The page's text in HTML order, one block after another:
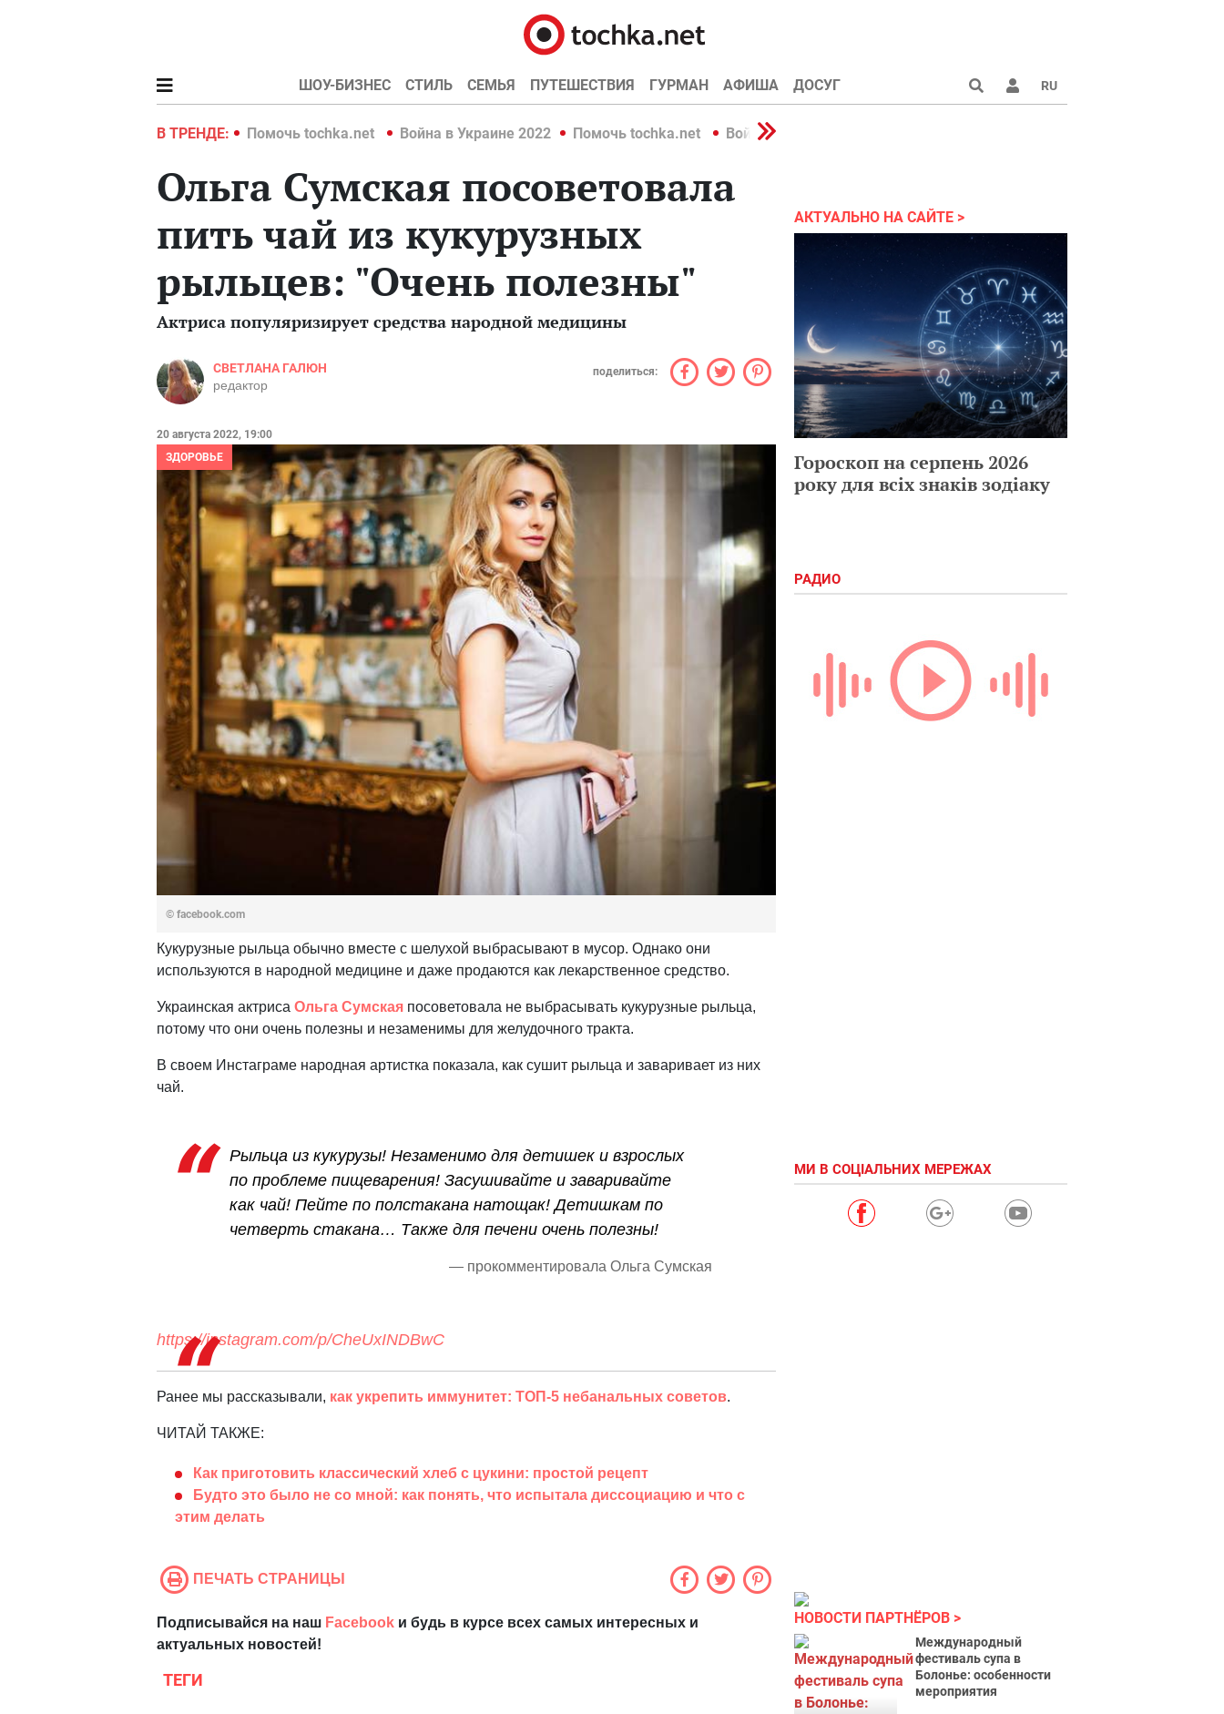
ШОУ-БИЗНЕС СТИЛЬ СЕМЬЯ ПУТЕШЕСТВИЯ ГУРМАН АФИША ДОСУГ RU
В ТРЕНДЕ:
Война в Украине 2022 Помочь tochka.net Война в Украине 2022 Помочь tochka.net Война в Украине 2022
Ольга Сумская посоветовала
пить чай из кукурузных
рыльцев: "Очень полезны"
Актриса популяризирует средства народной медицины
СВЕТЛАНА ГАЛЮН
редактор
поделиться:
20 августа 2022, 19:00
ЗДОРОВЬЕ
© facebook.com
Кукурузные рыльца обычно вместе с шелухой выбрасывают в мусор. Однако они
используются в народной медицине и даже продаются как лекарственное средство.
Украинская актриса Ольга Сумская посоветовала не выбрасывать кукурузные рыльца,
потому что они очень полезны и незаменимы для желудочного тракта.
В своем Инстаграме народная артистка показала, как сушит рыльца и заваривает из них
чай.
Рыльца из кукурузы! Незаменимо для детишек и взрослых
по проблеме пищеварения! Засушивайте и заваривайте
как чай! Пейте по полстакана натощак! Детишкам по
четверть стакана… Также для печени очень полезны!
— прокомментировала Ольга Сумская
https://instagram.com/p/CheUxINDBwC
Ранее мы рассказывали, как укрепить иммунитет: ТОП-5 небанальных советов.
ЧИТАЙ ТАКЖЕ:
Как приготовить классический хлеб с цукини: простой рецепт
Будто это было не со мной: как понять, что испытала диссоциацию и что с
этим делать
ПЕЧАТЬ СТРАНИЦЫ
Подписывайся на наш Facebook и будь в курсе всех самых интересных и
актуальных новостей!
ТЕГИ
АКТУАЛЬНО НА САЙТЕ
Гороскоп на серпень 2026
року для всіх знаків зодіаку
РАДИО
МИ В СОЦІАЛЬНИХ МЕРЕЖАХ
НОВОСТИ ПАРТНЁРОВ
Международный
фестиваль супа в
Болонье: особенности
мероприятия